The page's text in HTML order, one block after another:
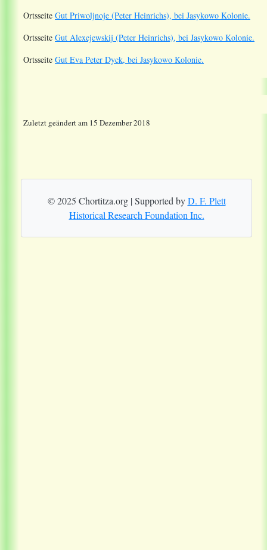
Ortsseite Gut Priwoljnoje (Peter Heinrichs), bei Jasykowo Kolonie.
Ortsseite Gut Alexejewskij (Peter Heinrichs), bei Jasykowo Kolonie.
Ortsseite Gut Eva Peter Dyck, bei Jasykowo Kolonie.
Zuletzt geändert am 15 Dezember 2018
© 2025 Chortitza.org | Supported byD. F. Plett
Historical Research Foundation Inc.